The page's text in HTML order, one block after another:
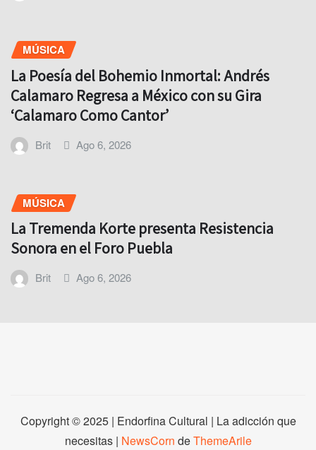
MÚSICA
La Poesía del Bohemio Inmortal: Andrés
Calamaro Regresa a México con su Gira
‘Calamaro Como Cantor’
Brit Ago 6, 2026
MÚSICA
La Tremenda Korte presenta Resistencia
Sonora en el Foro Puebla
Brit Ago 6, 2026
Copyright © 2025 | Endorfina Cultural | La adicción que
necesitas | NewsCorn deThemeArile